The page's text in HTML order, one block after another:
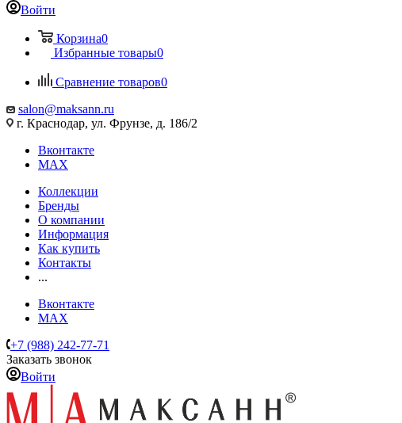
Войти
Корзина0
Избранные товары0
Сравнение товаров0
salon@maksann.ru
г. Краснодар, ул. Фрунзе, д. 186/2
Вконтакте
MAX
Коллекции
Бренды
О компании
Информация
Как купить
Контакты
...
Вконтакте
MAX
+7 (988) 242-77-71
Заказать звонок
Войти